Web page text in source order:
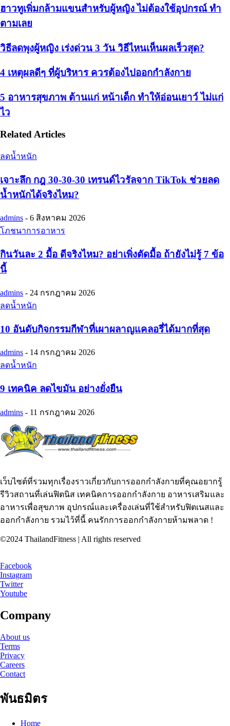
ฮาวทูเพิ่มกล้ามแขนสำหรับผู้หญิง ไม่ต้องใช้อุปกรณ์ ทำ
ตามเลย
วิธีลดพุงผู้หญิง เร่งด่วน 3 วัน วิธีไหนเห็นผลเร็วสุด?
4 เหตุผลดีๆ ที่ผู้บริหาร ควรต้องไปออกกำลังกาย
5 อาหารสุขภาพ ต้านแก่ หน้าเด็ก ทำให้อ่อนเยาว์ ไม่แก่
ไว
Related Articles
ลดน้ำหนัก
เจาะลึก กฎ 30-30-30 เทรนด์ไวรัลจาก TikTok ช่วยลด
น้ำหนักได้จริงไหม?
admins - 6 สิงหาคม 2026
โภชนาการอาหาร
กินวันละ 2 มื้อ ดีจริงไหม? อย่าเพิ่งตัดมื้อ ถ้ายังไม่รู้ 7 ข้อ
นี้
admins - 24 กรกฎาคม 2026
ลดน้ำหนัก
10 อันดับกิจกรรมกีฬาที่เผาผลาญแคลอรี่ได้มากที่สุด
admins - 14 กรกฎาคม 2026
ลดน้ำหนัก
9 เทคนิค ลดไขมัน อย่างยั่งยืน
admins - 11 กรกฎาคม 2026
เว็บไซต์ที่รวมทุกเรื่องราวเกี่ยวกับการออกกำลังกายที่คุณอยากรู้
รีวิวสถานที่เล่นฟิตนิส เทคนิคการออกกำลังกาย อาหารเสริมและ
อาหารเพื่อสุขภาพ อุปกรณ์และเครื่องเล่นที่ใช้สำหรับฟิตเนสและ
ออกกำลังกาย รวมไว้ที่นี้ คนรักการออกกำลังกายห้ามพลาด !
©2024 ThailandFitness | All rights reserved
Facebook
Instagram
Twitter
Youtube
Company
About us
Terms
Privacy
Careers
Contact
พันธมิตร
Home